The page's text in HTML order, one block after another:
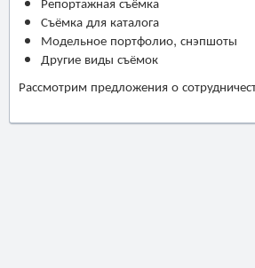
Съёмка для каталога
Модельное портфолио, снэпшоты
Другие виды съёмок
Рассмотрим предложения о